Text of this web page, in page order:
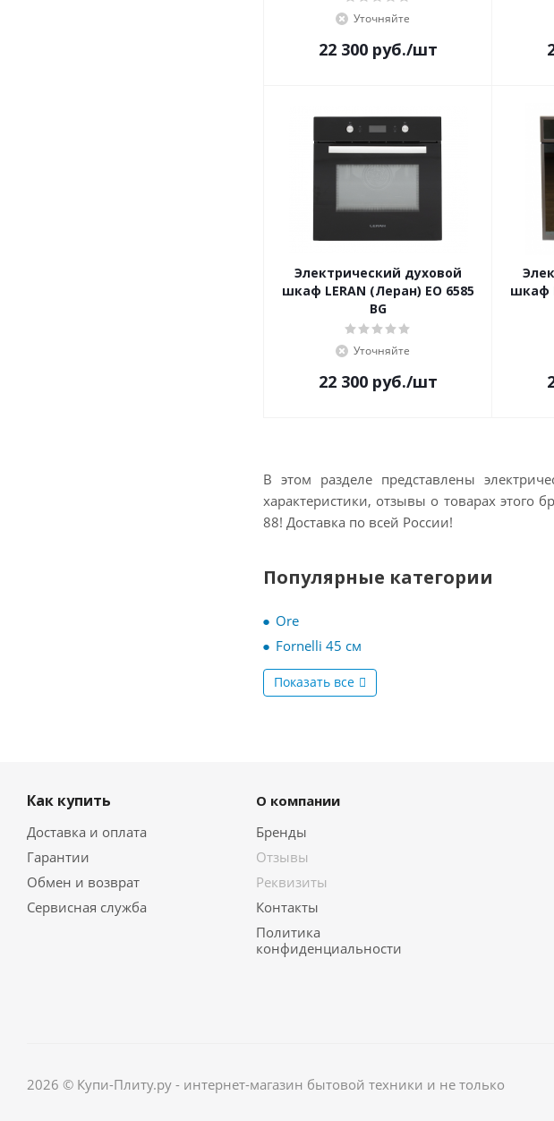
Уточняйте
22 300 руб./шт
Электрический духовой
шкаф LERAN (Леран) EO 6585
BG
Уточняйте
22 300 руб./шт
шкаф
В этом разделе представлены
характеристики, отзывы о товарах этого
88! Доставка по всей России!
Популярные категории
Ore
Fornelli 45 см
Показать все
Как купить
Доставка и оплата
Гарантии
Обмен и возврат
Сервисная служба
О компании
Бренды
Отзывы
Реквизиты
Контакты
Политика
конфиденциальности
2026 © Купи-Плиту.ру - интернет-магазин бытовой техники и не только